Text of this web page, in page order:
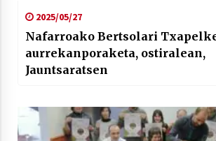
2025/05/27
Nafarroako Bertsolari
aurrekanporaketa, ostiralean,
Jauntsaratsen